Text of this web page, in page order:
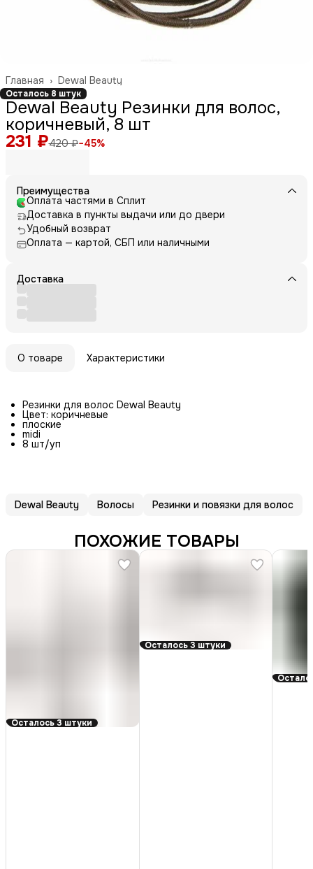
Dewal Beauty
Главная ›
Осталось 8 штук
Dewal Beauty Резинки для волос,
коричневый, 8 шт
231 ₽420 ₽−45%
Преимущества
Оплата частями в Сплит
Доставка в пункты выдачи или до двери
Удобный возврат
Оплата — картой, СБП или наличными
Доставка
О товаре Характеристики
Резинки для волос Dewal Beauty
Цвет: коричневые
плоские
midi
8 шт/уп
Dewal Beauty Волосы Резинки и повязки для волос
ПОХОЖИЕ ТОВАРЫ
Осталось 3 штуки
Осталось 3 штуки